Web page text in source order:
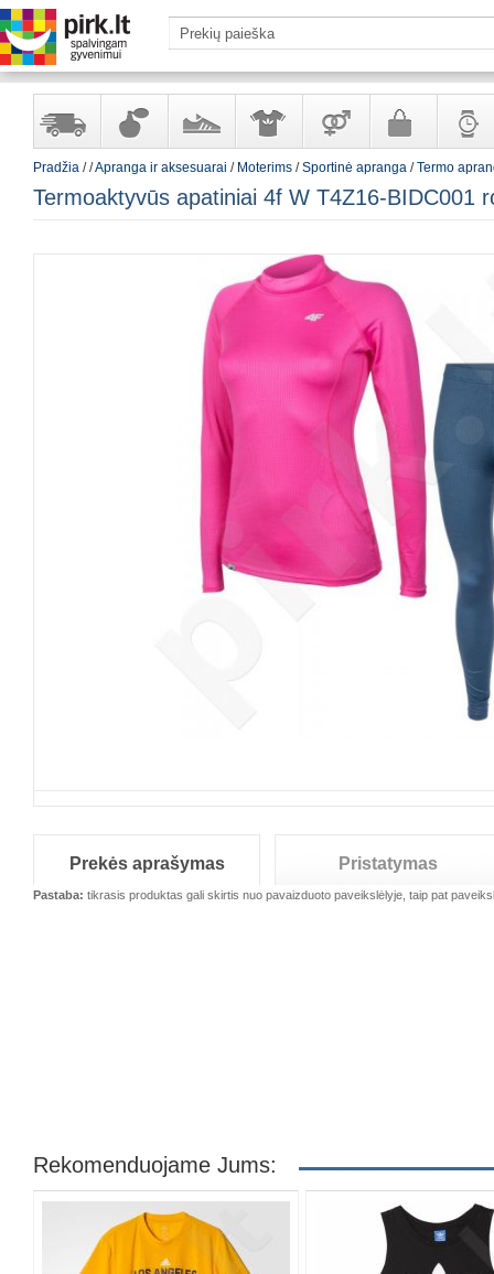
sandėlyje
ir
kosmetika
ir
aksesuarai
suaugusiems
ir
Pradžia //Apranga ir aksesuarai / Moterims /Sportinė apranga /Termo
Termoaktyvūs apatiniai 4f W T4Z16-BIDC001
Prekės aprašymas Pristatymas
Pastaba: tikrasis produktas gali skirtis nuo pavaizduoto paveikslėlyje, taip pat
Rekomenduojame Jums: